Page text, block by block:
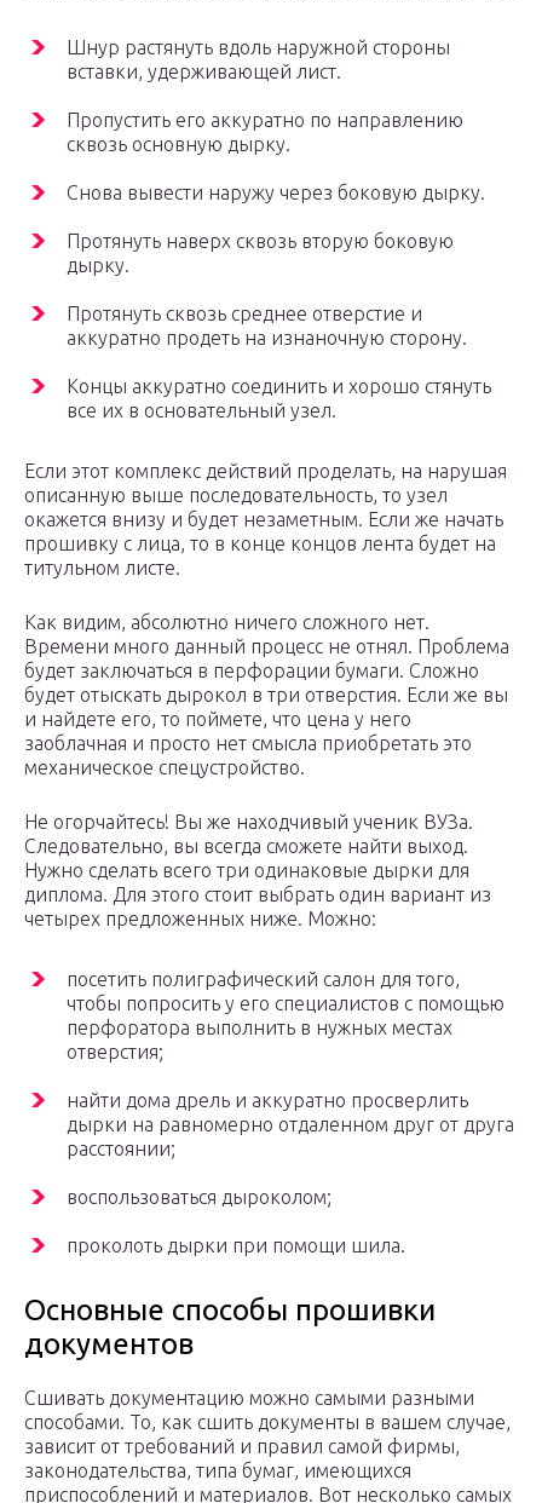
Шнур растянуть вдоль наружной стороны
вставки, удерживающей лист.
Пропустить его аккуратно по направлению
сквозь основную дырку.
Снова вывести наружу через боковую дырку.
Протянуть наверх сквозь вторую боковую
дырку.
Протянуть сквозь среднее отверстие и
аккуратно продеть на изнаночную сторону.
Концы аккуратно соединить и хорошо стянуть
все их в основательный узел.
Если этот комплекс действий проделать, на нарушая
описанную выше последовательность, то узел
окажется внизу и будет незаметным. Если же начать
прошивку с лица, то в конце концов лента будет на
титульном листе.
Как видим, абсолютно ничего сложного нет.
Времени много данный процесс не отнял. Проблема
будет заключаться в перфорации бумаги. Сложно
будет отыскать дырокол в три отверстия. Если же вы
и найдете его, то поймете, что цена у него
заоблачная и просто нет смысла приобретать это
механическое спецустройство.
Не огорчайтесь! Вы же находчивый ученик ВУЗа.
Следовательно, вы всегда сможете найти выход.
Нужно сделать всего три одинаковые дырки для
диплома. Для этого стоит выбрать один вариант из
четырех предложенных ниже. Можно:
посетить полиграфический салон для того,
чтобы попросить у его специалистов с помощью
перфоратора выполнить в нужных местах
отверстия;
найти дома дрель и аккуратно просверлить
дырки на равномерно отдаленном друг от друга
расстоянии;
воспользоваться дыроколом;
проколоть дырки при помощи шила.
Основные способы прошивки
документов
Сшивать документацию можно самыми разными
способами. То, как сшить документы в вашем случае,
зависит от требований и правил самой фирмы,
законодательства, типа бумаг, имеющихся
приспособлений и материалов. Вот несколько самых